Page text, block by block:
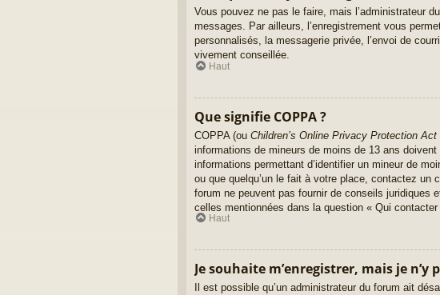
Vous pouvez ne pas le faire, mais l’administrateur
messages. Par ailleurs, l’enregistrement vous
personnalisés, la messagerie privée, l’envoi de
vivement conseillée.
Haut
Que signifie COPPA ?
COPPA (ou Children’s Online Privacy Protection Act
informations de mineurs de moins de 13 ans
informations permettant d’identifier un mineur de
ou que quelqu’un le fait à votre place, contactez
forum ne peuvent pas fournir de conseils juridiques
celles mentionnées dans la question « Qui
Haut
Je souhaite m’enregistrer, mais je n’y
Il est possible qu’un administrateur du forum ait